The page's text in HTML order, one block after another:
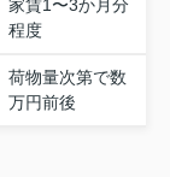
家賃1〜3か月分
程度
荷物量次第で数
万円前後